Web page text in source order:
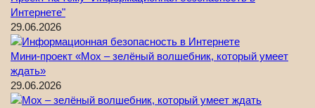
Интернете"
29.06.2026
Мини-проект «Мох – зелёный волшебник, который умеет
ждать»
29.06.2026